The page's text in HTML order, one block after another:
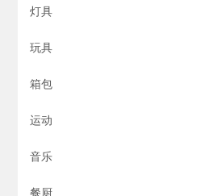
灯具
玩具
箱包
运动
音乐
餐厨